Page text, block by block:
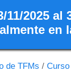
2025 al
en
de TFMs /